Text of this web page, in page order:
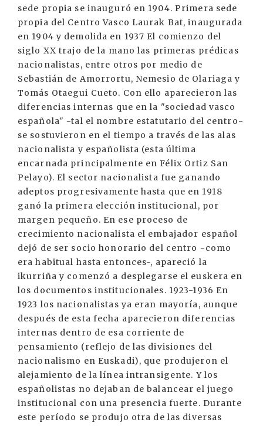
sede propia se inauguró en 1904. Primera sede
propia del Centro Vasco Laurak Bat, inaugurada
en 1904 y demolida en 1937 El comienzo del
siglo XX trajo de la mano las primeras prédicas
nacionalistas, entre otros por medio de
Sebastián de Amorrortu, Nemesio de Olariaga y
Tomás Otaegui Cueto. Con ello aparecieron las
diferencias internas que en la "sociedad vasco
española" -tal el nombre estatutario del centro-
se sostuvieron en el tiempo a través de las alas
nacionalista y españolista (esta última
encarnada principalmente en Félix Ortiz San
Pelayo). El sector nacionalista fue ganando
adeptos progresivamente hasta que en 1918
ganó la primera elección institucional, por
margen pequeño. En ese proceso de
crecimiento nacionalista el embajador español
dejó de ser socio honorario del centro -como
era habitual hasta entonces-, apareció la
ikurriña y comenzó a desplegarse el euskera en
los documentos institucionales. 1923-1936 En
1923 los nacionalistas ya eran mayoría, aunque
después de esta fecha aparecieron diferencias
internas dentro de esa corriente de
pensamiento (reflejo de las divisiones del
nacionalismo en Euskadi), que produjeron el
alejamiento de la línea intransigente. Y los
españolistas no dejaban de balancear el juego
institucional con una presencia fuerte. Durante
este período se produjo otra de las diversas